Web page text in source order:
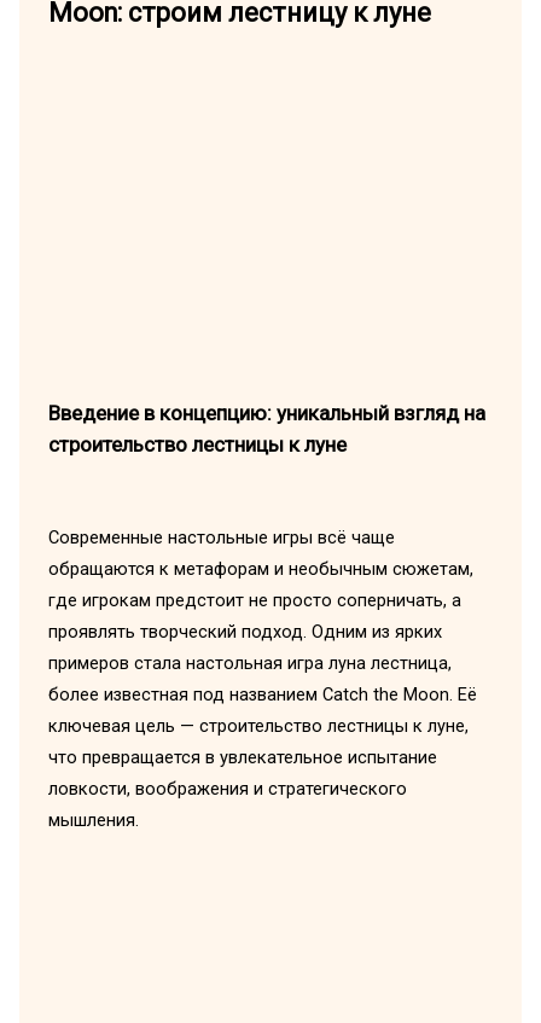
Moon: строим лестницу к луне
Введение в концепцию: уникальный взгляд на
строительство лестницы к луне
Современные настольные игры всё чаще
обращаются к метафорам и необычным сюжетам,
где игрокам предстоит не просто соперничать, а
проявлять творческий подход. Одним из ярких
примеров стала настольная игра луна лестница,
более известная под названием Catch the Moon. Её
ключевая цель — строительство лестницы к луне,
что превращается в увлекательное испытание
ловкости, воображения и стратегического
мышления.